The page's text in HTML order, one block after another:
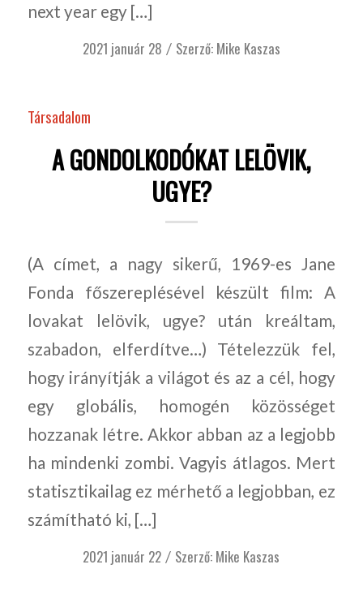
next year egy […]
2021 január 28 / Szerző: Mike Kaszas
Társadalom
A GONDOLKODÓKAT LELÖVIK,
UGYE?
(A címet, a nagy sikerű, 1969-es Jane
Fonda főszereplésével készült film: A
lovakat lelövik, ugye? után kreáltam,
szabadon, elferdítve…) Tételezzük fel,
hogy irányítják a világot és az a cél, hogy
egy globális, homogén közösséget
hozzanak létre. Akkor abban az a legjobb
ha mindenki zombi. Vagyis átlagos. Mert
statisztikailag ez mérhető a legjobban, ez
számítható ki, […]
2021 január 22 / Szerző: Mike Kaszas